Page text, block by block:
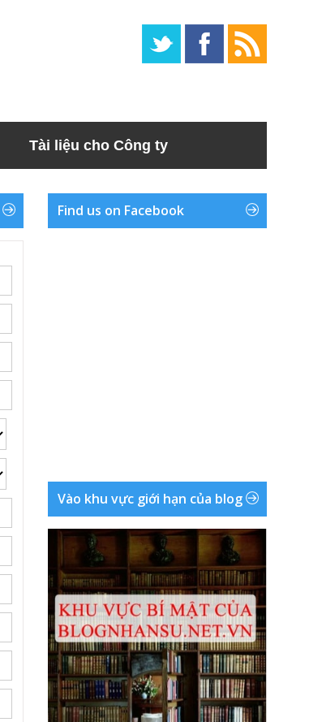
Tài liệu cho Công ty
Find us on Facebook
Vào khu vực giới hạn của blog